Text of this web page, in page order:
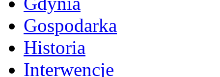
Gospodarka
Historia
Interwencje